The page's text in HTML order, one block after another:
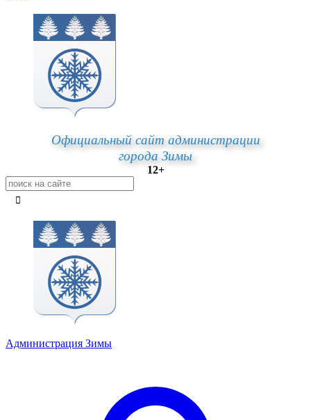
Официальный сайт администрации
города Зимы
12+
Администрация Зимы